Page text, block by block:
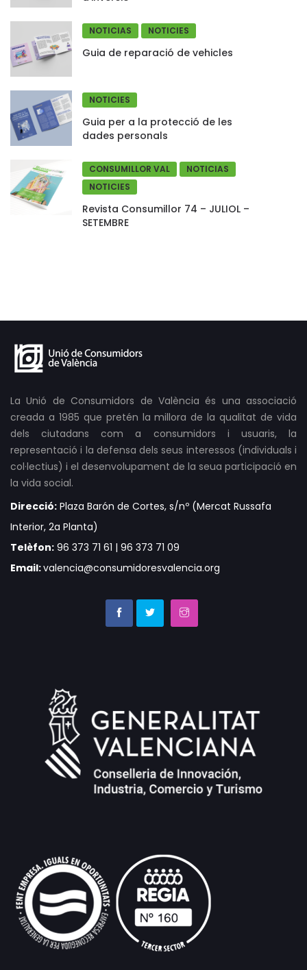
NOTICIAS NOTICIES
Guia de reparació de vehicles
NOTICIES
Guia per a la protecció de les
dades personals
CONSUMILLOR VAL
NOTICIAS
NOTICIES
Revista Consumillor 74 – JULIOL –
SETEMBRE
La Unió de Consumidors de València és una associació
creada a 1985 que pretén la millora de la qualitat de vida
dels ciutadans com a consumidors i usuaris, la
representació i la defensa dels seus interessos (individuals i
col·lectius) i el desenvolupament de la seua participació en
la vida social.
Direcció: Plaza Barón de Cortes, s/nº (Mercat Russafa
Interior, 2a Planta)
Telèfon: 96 373 71 61 | 96 373 71 09
Email:valencia@consumidoresvalencia.org